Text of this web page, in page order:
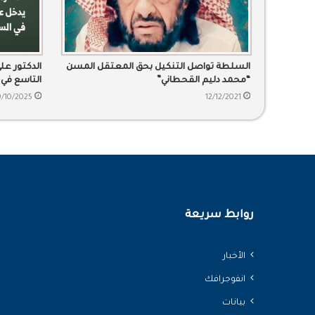
السلطة تواصل التنكيل بحق المعتقل المسن
“محمد دليم القحطاني”
12/12/2021
الدكتور
التاسع
10/2025
روابط سريعة
الأخبار
انفوجرافك
بيانات